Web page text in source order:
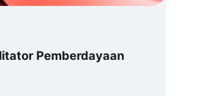
Pemberdayaan